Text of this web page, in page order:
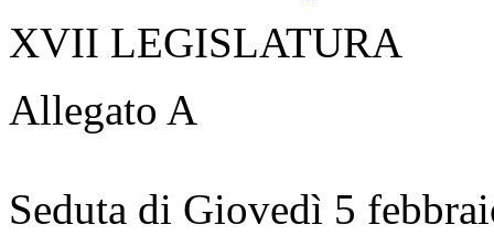
XVII LEGISLATURA
Allegato A
Seduta di Giovedì 5